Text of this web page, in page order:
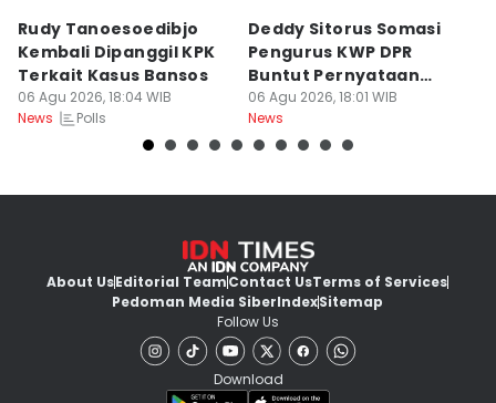
Rudy Tanoesoedibjo
Kembali Dipanggil KPK
Terkait Kasus Bansos
06 Agu 2026, 18:04 WIB
News
Polls
Deddy Sitorus Somasi
Pengurus KWP DPR
Buntut Pernyataan
Sirkus
06 Agu 2026, 18:01 WIB
News
About UsEditorial TeamContact UsTerms of Services
Pedoman Media SiberIndexSitemap
Follow Us
Download